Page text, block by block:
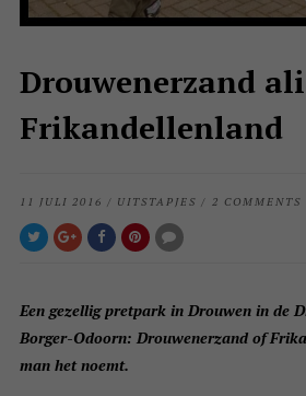
Drouwenerzand
Frikandellenland
11 JULI 2016 / UITSTAPJES / 2 COMMENTS
Een gezellig pretpark in Drouwen in de
Borger-Odoorn: Drouwenerzand of
man het noemt.